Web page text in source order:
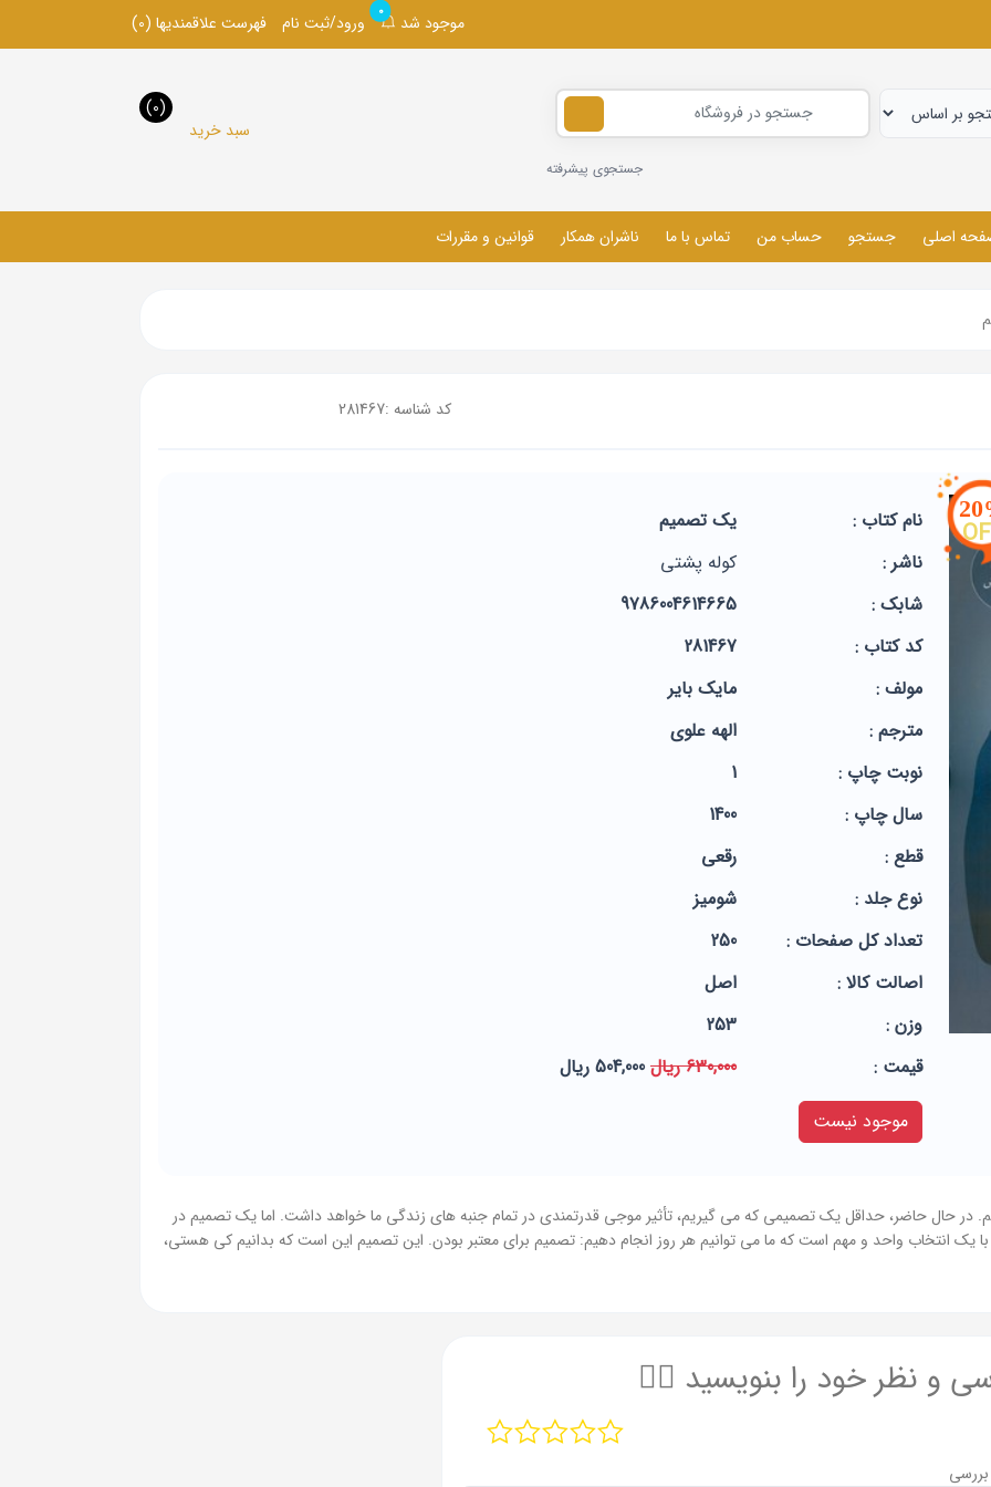
موجود شد
0
ورود/ثبت نام فهرست علاقمندیها (0)
جستجوی پیشرفته
سبد خرید
(0)
اصلی جستجو حساب من تماس با ما ناشران همکار قوانین و مقررات
کد شناسه :281467
نام کتاب :
یک تصمیم
ناشر :
کوله پشتی
شابک :
9786004614665
کد کتاب :
281467
مولف :
مایک بایر
مترجم :
الهه علوی
نوبت چاپ :
1
سال چاپ :
1400
قطع :
رقعی
نوع جلد :
شومیز
تعداد کل صفحات :
250
اصالت کالا :
اصل
وزن :
253
قيمت :
630,000 ریال
504,000 ریال
موجود نیست
ما روزانه 35000 تصمیم می گیریم. در حال حاضر، حداقل یک تصمیمی که می گیریم، تأثیر موجی قدرتمندی در تمام جنبه های زندگی ما خواهد داشت. اما یک تصمیم در
انتخاب واحد و مهم است که ما می توانیم هر روز انجام دهیم: تصمیم برای معتبر بودن. این تصمیم این است که بدانیم کی هستی،
و نظر خود را بنویسید ✍🏻